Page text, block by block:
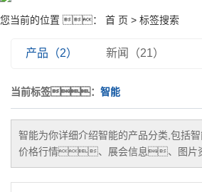
您当前的位置 ： 首 页 > 标签搜索
产品（2） 新闻（21）
当前标签： 智能
智能为你详细介绍智能的产品分类,包括
价格行情、展会信息、图片